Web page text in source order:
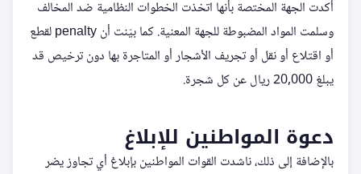
أكدت الجهة المختصة بأنها اتخذت الخطوات النظامية ضد المخالف
وسلمت المواد المضبوطة للجهة المعنية. كما بيّنت أن penalty لقطع
أو اقتلاع أو نقل أو تجريف الأشجار أو المتاجرة بها دون ترخيص قد
يبلغ 20,000 ريال عن كل شجرة.
دعوة المواطنين للإبلاغ
بالإضافة إلى ذلك، ناشدت القوات المواطنين بإبلاغ أي تجاوز يضر